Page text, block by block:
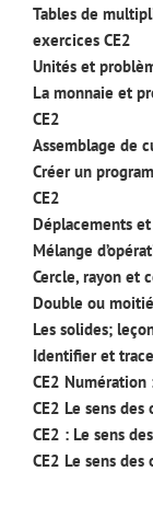
Tables de
exercices CE2
Unités et
La monnaie et
CE2
Assemblage de
Créer un
CE2
Déplacements
Mélange
Cercle, rayon et
Double ou
Les solides;
Identifier et
CE2
CE2 Le sens
CE2 : Le sens
CE2 Le sens